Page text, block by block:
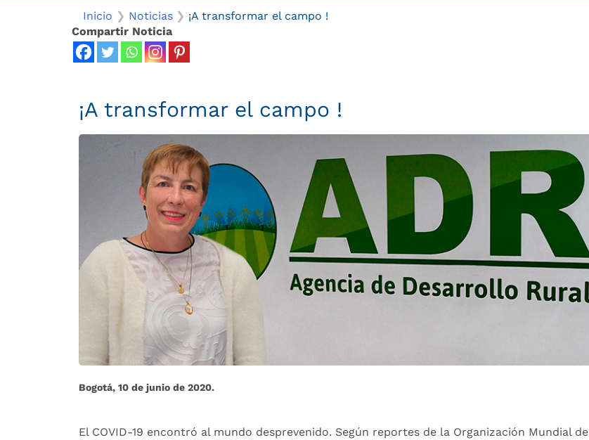
Inicio Noticias
¡A transformar el campo !
Compartir Noticia
¡A transformar el campo !
Bogotá, 10 de junio de 2020.
El COVID-19 encontró al mundo desprevenido. Según reportes de la Organización Mundial de